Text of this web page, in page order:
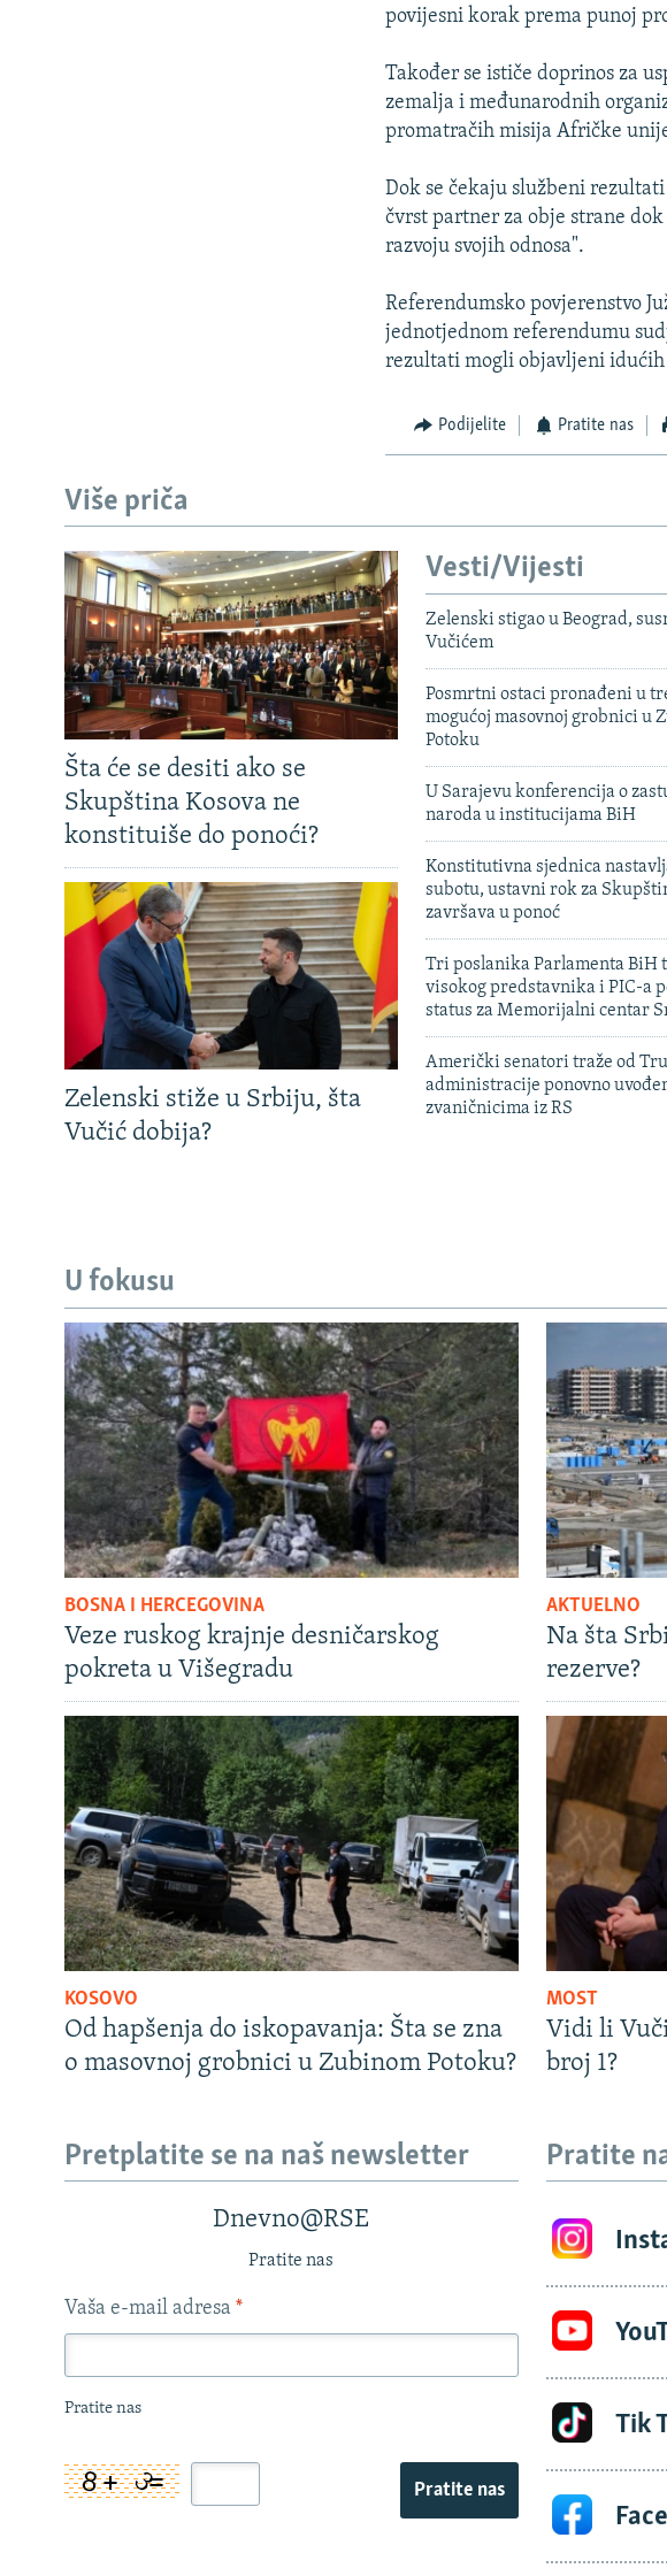
povijesni korak prema punoj
Također se ističe doprinos za
zemalja i međunarodnih
promatračih misija Afričke
Dok se čekaju službeni
čvrst partner za obje strane
razvoju svojih odnosa".
Referendumsko povjerenstvo
jednotjednom referendumu
rezultati mogli objavljeni idućih
Podijelite Pratite nas
Više priča
Šta će se desiti ako se
Skupština Kosova ne
konstituiše do ponoći?
Zelenski stiže u Srbiju, šta
Vučić dobija?
Vesti/Vijesti
Zelenski stigao u Beograd,
Vučićem
Posmrtni ostaci pronađeni u
mogućoj masovnoj grobnici u
Potoku
U Sarajevu konferencija o
naroda u institucijama BiH
Konstitutivna sjednica
subotu, ustavni rok za
završava u ponoć
Tri poslanika Parlamenta BiH
visokog predstavnika i PIC-a
status za Memorijalni centar
Američki senatori traže od
administracije ponovno
zvaničnicima iz RS
U fokusu
BOSNA I HERCEGOVINA
Veze ruskog krajnje desničarskog
pokreta u Višegradu
AKTUELNO
Na šta
rezerve?
KOSOVO
Od hapšenja do iskopavanja: Šta se zna
o masovnoj grobnici u Zubinom Potoku?
MOST
Vidi li
broj 1?
Pretplatite se na naš newsletter
Dnevno@RSE
Pratite nas
Vaša e-mail adresa *
Pratite nas
Pratite nas
Pratite
Tik